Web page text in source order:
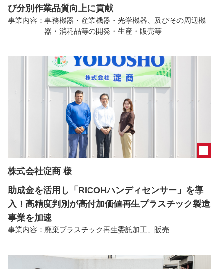
び分別作業品質向上に貢献
事業内容： 事務機器・産業機器・光学機器、及びその周辺機
器・消耗品等の開発・生産・販売等
株式会社淀商 様
助成金を活用し「RICOHハンディセンサー」を導
入！高精度判別が高付加価値再生プラスチック製造
事業を加速
事業内容： 廃棄プラスチック再生委託加工、販売